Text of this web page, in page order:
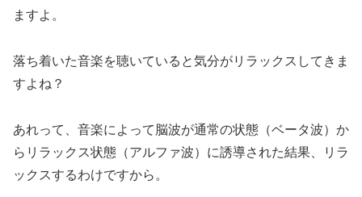
ますよ。
落ち着いた音楽を聴いていると気分がリラックスしてきま
すよね？
あれって、音楽によって脳波が通常の状態（ベータ波）か
らリラックス状態（アルファ波）に誘導された結果、リラ
ックスするわけですから。